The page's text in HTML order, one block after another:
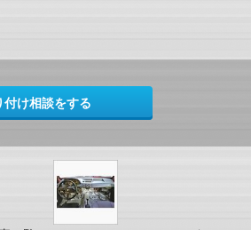
付け相談をする